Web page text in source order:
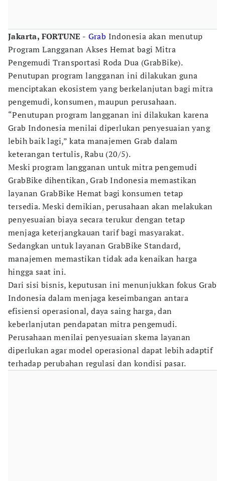
Jakarta, FORTUNE - Grab Indonesia akan menutup
Program Langganan Akses Hemat bagi Mitra
Pengemudi Transportasi Roda Dua (GrabBike).
Penutupan program langganan ini dilakukan guna
menciptakan ekosistem yang berkelanjutan bagi mitra
pengemudi, konsumen, maupun perusahaan.
“Penutupan program langganan ini dilakukan karena
Grab Indonesia menilai diperlukan penyesuaian yang
lebih baik lagi,” kata manajemen Grab dalam
keterangan tertulis, Rabu (20/5).
Meski program langganan untuk mitra pengemudi
GrabBike dihentikan, Grab Indonesia memastikan
layanan GrabBike Hemat bagi konsumen tetap
tersedia. Meski demikian, perusahaan akan melakukan
penyesuaian biaya secara terukur dengan tetap
menjaga keterjangkauan tarif bagi masyarakat.
Sedangkan untuk layanan GrabBike Standard,
manajemen memastikan tidak ada kenaikan harga
hingga saat ini.
Dari sisi bisnis, keputusan ini menunjukkan fokus Grab
Indonesia dalam menjaga keseimbangan antara
efisiensi operasional, daya saing harga, dan
keberlanjutan pendapatan mitra pengemudi.
Perusahaan menilai penyesuaian skema layanan
diperlukan agar model operasional dapat lebih adaptif
terhadap perubahan regulasi dan kondisi pasar.